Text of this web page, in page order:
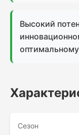
Высокий
Сезон